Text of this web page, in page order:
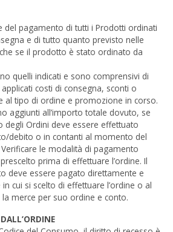
del pagamento di tutti i Prodotti ordinati
e di tutto quanto previsto nelle
se il prodotto è stato ordinato da
quelli indicati e sono comprensivi di
costi di consegna, sconti o
al tipo di ordine e promozione in corso.
aggiunti all’importo totale dovuto, se
degli Ordini deve essere effettuato
debito o in contanti al momento del
le modalità di pagamento
prima di effettuare l’ordine. Il
deve essere pagato direttamente e
cui si scelto di effettuare l’ordine o al
merce per suo ordine e conto.